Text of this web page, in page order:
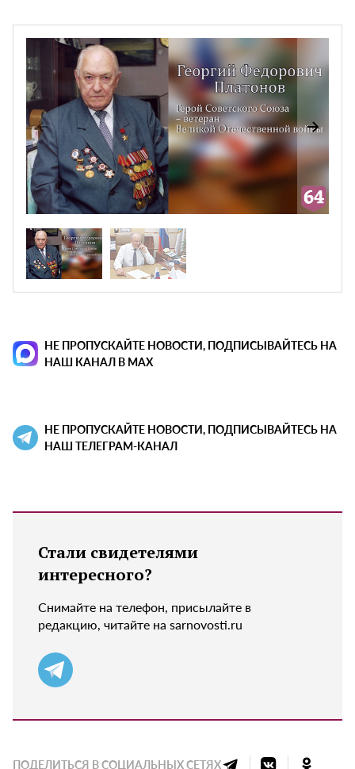
НЕ ПРОПУСКАЙТЕ НОВОСТИ, ПОДПИСЫВАЙТЕСЬ НА
НАШ КАНАЛ В MAX
НЕ ПРОПУСКАЙТЕ НОВОСТИ, ПОДПИСЫВАЙТЕСЬ НА
НАШ ТЕЛЕГРАМ-КАНАЛ
Стали свидетелями
интересного?
Снимайте на телефон, присылайте в
редакцию, читайте на sarnovosti.ru
ПОДЕЛИТЬСЯ В СОЦИАЛЬНЫХ СЕТЯХ